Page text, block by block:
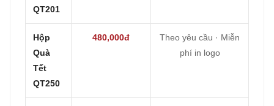
QT201
Hộp
Quà
Tết
QT250
480,000đ
Theo yêu cầu · Miễn
phí in logo